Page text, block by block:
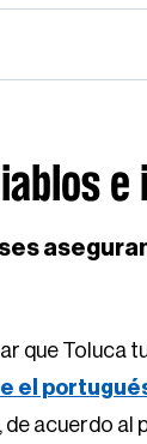
que Toluca
el
de acuerdo